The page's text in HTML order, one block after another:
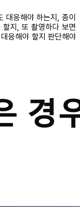
대응해야 하는지, 종이
지, 또 촬영하다 보면
응해야 할지 판단해야